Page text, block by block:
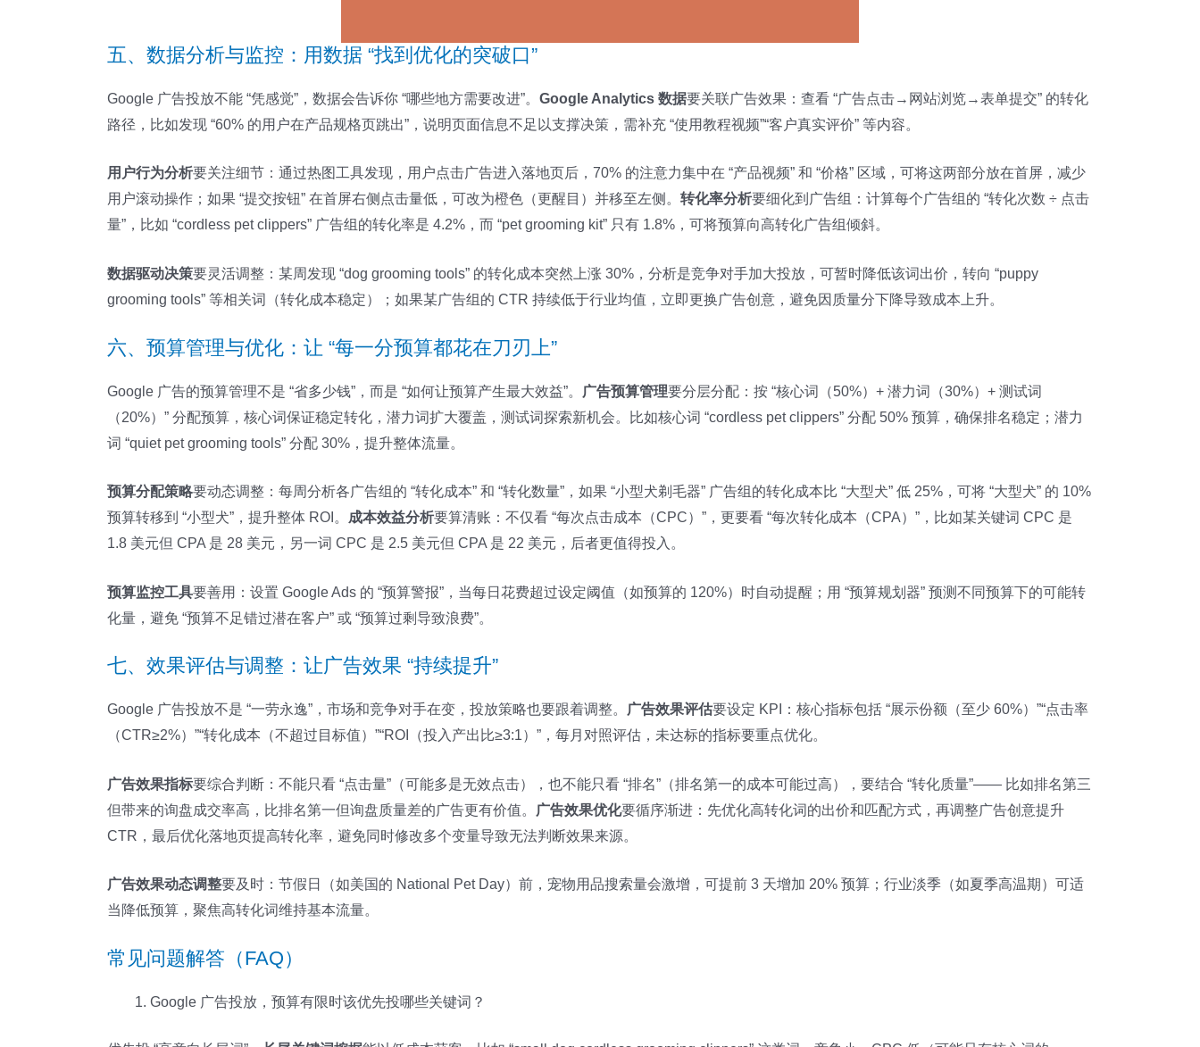
五、数据分析与监控：用数据 “找到优化的突破口”
Google 广告投放不能 “凭感觉”，数据会告诉你 “哪些地方需要改进”。 Google Analytics 数据要关联广告效果：查看 “广告点击→网站浏览→表单提交” 的转化
路径，比如发现 “60% 的用户在产品规格页跳出”，说明页面信息不足以支撑决策，需补充 “使用教程视频”“客户真实评价” 等内容。
用户行为分析要关注细节：通过热图工具发现，用户点击广告进入落地页后，70% 的注意力集中在 “产品视频” 和 “价格” 区域，可将这两部分放在首屏，减少
用户滚动操作；如果 “提交按钮” 在首屏右侧点击量低，可改为橙色（更醒目）并移至左侧。 转化率分析要细化到广告组：计算每个广告组的 “转化次数 ÷ 点击
量”，比如 “cordless pet clippers” 广告组的转化率是 4.2%，而 “pet grooming kit” 只有 1.8%，可将预算向高转化广告组倾斜。
数据驱动决策要灵活调整：某周发现 “dog grooming tools” 的转化成本突然上涨 30%，分析是竞争对手加大投放，可暂时降低该词出价，转向 “puppy
grooming tools” 等相关词（转化成本稳定）；如果某广告组的 CTR 持续低于行业均值，立即更换广告创意，避免因质量分下降导致成本上升。
六、预算管理与优化：让 “每一分预算都花在刀刃上”
Google 广告的预算管理不是 “省多少钱”，而是 “如何让预算产生最大效益”。 广告预算管理要分层分配：按 “核心词（50%）+ 潜力词（30%）+ 测试词
（20%）” 分配预算，核心词保证稳定转化，潜力词扩大覆盖，测试词探索新机会。比如核心词 “cordless pet clippers” 分配 50% 预算，确保排名稳定；潜力
词 “quiet pet grooming tools” 分配 30%，提升整体流量。
预算分配策略要动态调整：每周分析各广告组的 “转化成本” 和 “转化数量”，如果 “小型犬剃毛器” 广告组的转化成本比 “大型犬” 低 25%，可将 “大型犬” 的 10%
预算转移到 “小型犬”，提升整体 ROI。 成本效益分析要算清账：不仅看 “每次点击成本（CPC）”，更要看 “每次转化成本（CPA）”，比如某关键词 CPC 是
1.8 美元但 CPA 是 28 美元，另一词 CPC 是 2.5 美元但 CPA 是 22 美元，后者更值得投入。
预算监控工具要善用：设置 Google Ads 的 “预算警报”，当每日花费超过设定阈值（如预算的 120%）时自动提醒；用 “预算规划器” 预测不同预算下的可能转
化量，避免 “预算不足错过潜在客户” 或 “预算过剩导致浪费”。
七、效果评估与调整：让广告效果 “持续提升”
Google 广告投放不是 “一劳永逸”，市场和竞争对手在变，投放策略也要跟着调整。 广告效果评估要设定 KPI：核心指标包括 “展示份额（至少 60%）”“点击率
（CTR≥2%）”“转化成本（不超过目标值）”“ROI（投入产出比≥3:1）”，每月对照评估，未达标的指标要重点优化。
广告效果指标要综合判断：不能只看 “点击量”（可能多是无效点击），也不能只看 “排名”（排名第一的成本可能过高），要结合 “转化质量”—— 比如排名第三
但带来的询盘成交率高，比排名第一但询盘质量差的广告更有价值。
广告效果优化要循序渐进：先优化高转化词的出价和匹配方式，再调整广告创意提升
CTR，最后优化落地页提高转化率，避免同时修改多个变量导致无法判断效果来源。
广告效果动态调整要及时：节假日（如美国的 National Pet Day）前，宠物用品搜索量会激增，可提前 3 天增加 20% 预算；行业淡季（如夏季高温期）可适
当降低预算，聚焦高转化词维持基本流量。
常见问题解答（FAQ）
Google 广告投放，预算有限时该优先投哪些关键词？